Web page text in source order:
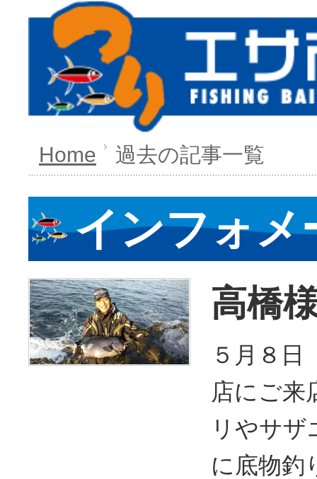
Home 過去の記事一覧
インフォメ
高橋
５月８日
店にご来
リやサザ
に底物釣